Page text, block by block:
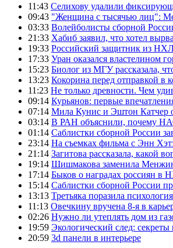
11:43 Селихову удалили
09:43 "Женщина с тысячью лиц":
03:33 Волейболисты сборной
21:33 Хабиб заявил, что хотел
19:33 Российский защитник из НХЛ
17:33 Уран оказался властелином
15:23 Биолог из МГУ рассказала,
13:23 Кокорина перед отправкой в
11:23 Не только древности. Чем
09:14 Курьянов: первые
07:14 Мила Кунис и Эштон Катчер
03:14 В РАН объяснили, почему
01:14 Саблистки сборной России
23:14 На съемках фильма с Энн
21:14 Загитова рассказала, какой
19:14 Шишмакова заменила
17:14 Быков о наградах россиян в
15:14 Саблистки сборной России
13:13 Третьяка поразила
11:13 Овечкину вручена 8-я в
02:26 Нужно ли утеплять дом из
19:59 Экологический след: секреты
20:59 3d панели в интерьере